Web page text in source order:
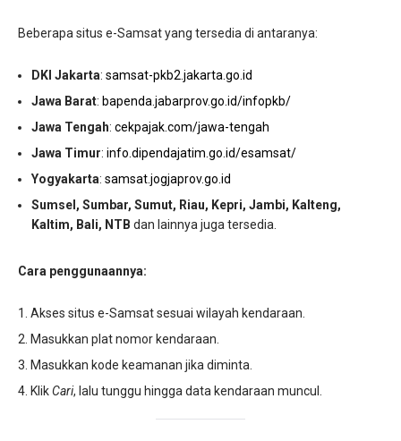
Beberapa situs e-Samsat yang tersedia di antaranya:
DKI Jakarta: samsat-pkb2.jakarta.go.id
Jawa Barat: bapenda.jabarprov.go.id/infopkb/
Jawa Tengah: cekpajak.com/jawa-tengah
Jawa Timur: info.dipendajatim.go.id/esamsat/
Yogyakarta: samsat.jogjaprov.go.id
Sumsel, Sumbar, Sumut, Riau, Kepri, Jambi, Kalteng,
Kaltim, Bali, NTB dan lainnya juga tersedia.
Cara penggunaannya:
Akses situs e-Samsat sesuai wilayah kendaraan.
Masukkan plat nomor kendaraan.
Masukkan kode keamanan jika diminta.
KlikCari, lalu tunggu hingga data kendaraan muncul.